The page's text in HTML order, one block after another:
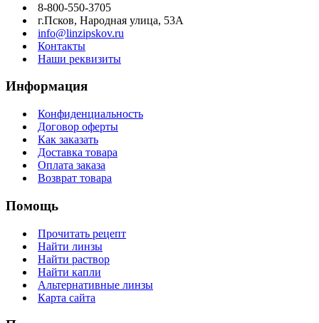
8-800-550-3705
г.Псков, Народная улица, 53А
info@linzipskov.ru
Контакты
Наши реквизиты
Информация
Конфиденциальность
Договор оферты
Как заказать
Доставка товара
Оплата заказа
Возврат товара
Помощь
Прочитать рецепт
Найти линзы
Найти раствор
Найти капли
Альтернативные линзы
Карта сайта